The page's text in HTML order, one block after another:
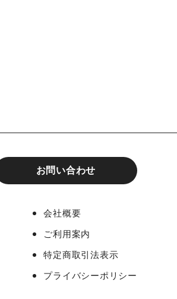
お問い合わせ
会社概要
ご利用案内
特定商取引法表示
プライバシーポリシー